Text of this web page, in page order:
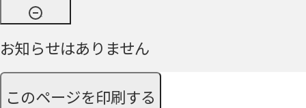
お知らせはありません
このページを印刷する